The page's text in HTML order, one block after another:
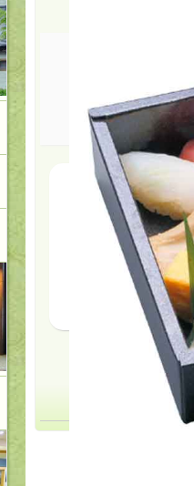
豪華特選（1
中トロ、穴子